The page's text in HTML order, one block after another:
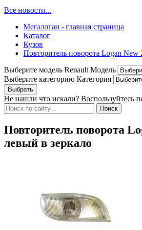
Все новости...
Мегалоган - главная страница
Каталог
Кузов
Повторитель поворота Logan New
Выберите модель Renault Модель
Выберите категорию Категория
Не нашли что искали? Воспользуйтесь
Повторитель поворота
левый в зеркало